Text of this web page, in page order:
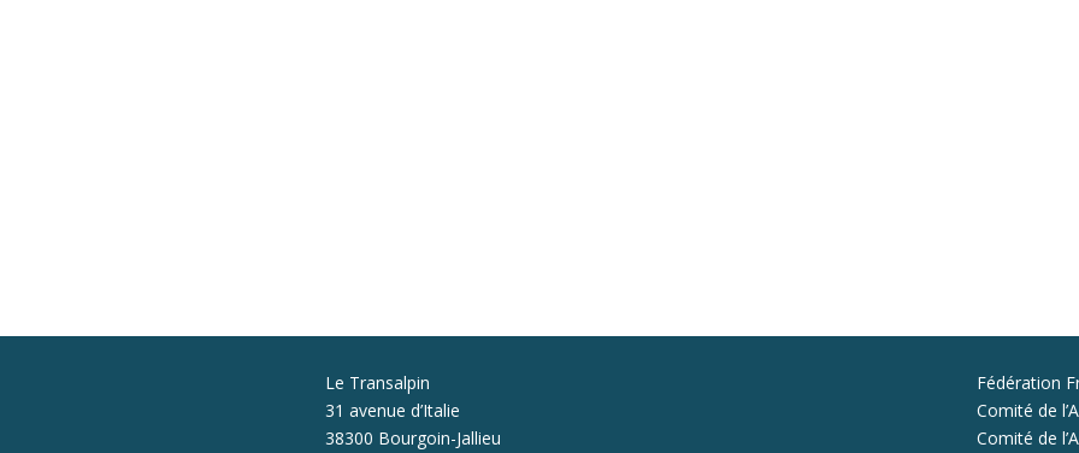
Le Transalpin
31 avenue d’Italie
38300 Bourgoin-Jallieu
Fédération
Comité de
Comité de